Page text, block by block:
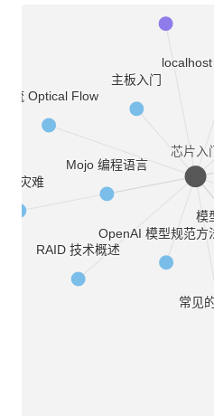
度灾难
主板入门
常见
OpenAI 模型规范方
模
RAID 技术概述
光流 Optical Flow
Mojo 编程语言
芯片入